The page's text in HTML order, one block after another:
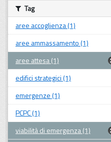
Tag
aree accoglienza (1)
aree ammassamento (1)
aree attesa (1)
edifici strategici (1)
emergenze (1)
PCPC (1)
viabilità di emergenza (1)